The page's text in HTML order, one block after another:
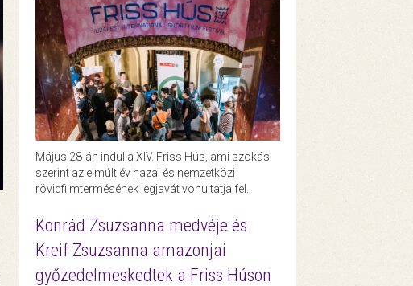
Május 28-án indul a XIV. Friss Hús, ami szokás
szerint az elmúlt év hazai és nemzetközi
rövidfilmtermésének legjavát vonultatja fel.
Konrád Zsuzsanna medvéje és
Kreif Zsuzsanna amazonjai
győzedelmeskedtek a Friss Húson